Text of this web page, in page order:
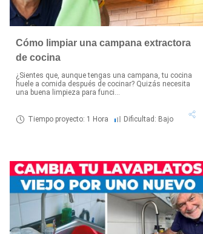
Cómo limpiar una campana extractora
de cocina
¿Sientes que, aunque tengas una campana, tu cocina
huele a comida después de cocinar? Quizás necesita
una buena limpieza para funci...
Tiempo proyecto: 1 Hora Dificultad: Bajo